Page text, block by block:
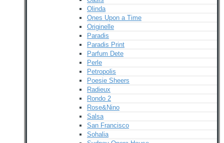
Olinda
Ones Upon a Time
Originelle
Paradis
Paradis Print
Parfum Dete
Perle
Petropolis
Poesie Sheers
Radieux
Rondo 2
Rose&Nino
Salsa
San Francisco
Sohalia